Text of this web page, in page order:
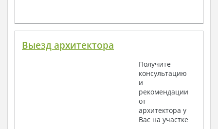
Выезд архитектора
Получите
консультацию
и
рекомендации
от
архитектора у
Вас на участке